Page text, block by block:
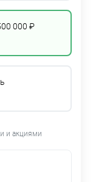
000 ₽
и акциями